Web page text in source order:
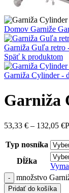
Domov Garniže
Garniža Guľa retro
Späť k produktom
Garniža Cylinder -
Garniža
53,33 € – 132,05 €
Typ nosníka
Dĺžka
množstvo
Pridať do košíka